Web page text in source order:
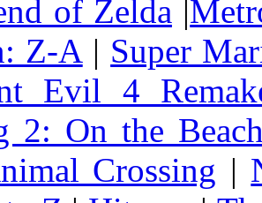
of Zelda |
Z-A | Super
Evil 4
2: On the
Crossing |